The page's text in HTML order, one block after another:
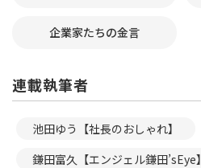
企業家たちの金言
連載執筆者
池田ゆう【社長のおしゃれ】
鎌田富久【エンジェル鎌田’sEye】